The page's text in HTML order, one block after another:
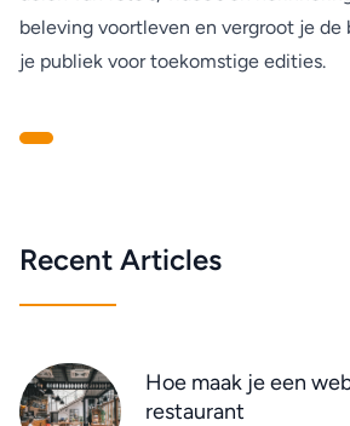
beleving voortleven en vergroot je de
je publiek voor toekomstige edities.
Recent Articles
Hoe maak je een
restaurant